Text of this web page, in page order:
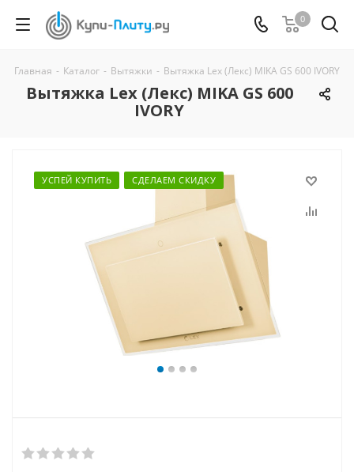
0
Главная - Каталог - Вытяжки - Вытяжка Lex (Лекс) MIKA GS 600 IVORY
Вытяжка Lex (Лекс) MIKA GS 600
IVORY
УСПЕЙ КУПИТЬ СДЕЛАЕМ СКИДКУ